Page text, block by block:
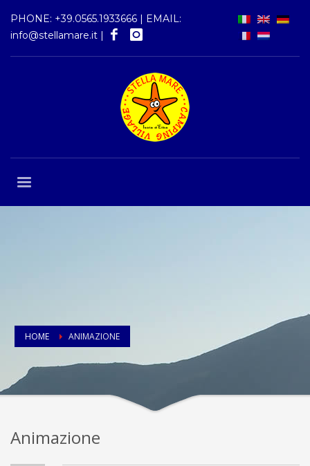
PHONE: +39.0565.1933666 | EMAIL:
info@stellamare.it |
HOME ANIMAZIONE
Animazione